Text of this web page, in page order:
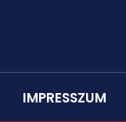
IMPRESSZUM